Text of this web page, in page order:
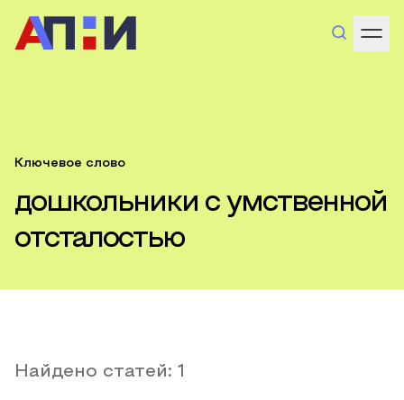
Ключевое слово
дошкольники с умственной
отсталостью
Найдено статей: 1